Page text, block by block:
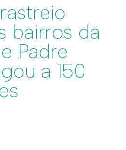
bairros da
Padre
a 150